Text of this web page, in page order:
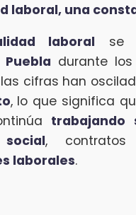
laboral, una
laboral se
Puebla durante
las cifras han
, lo que significa
trabajando
,
laborales.